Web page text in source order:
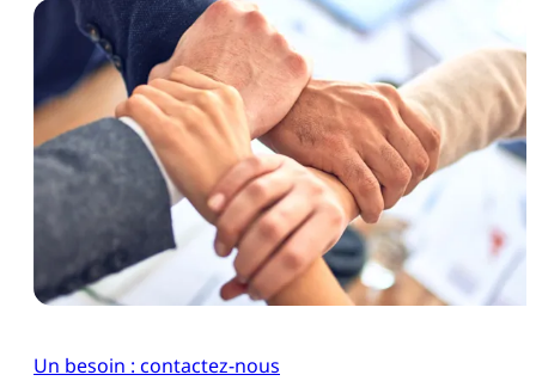
Un besoin : contactez-nous